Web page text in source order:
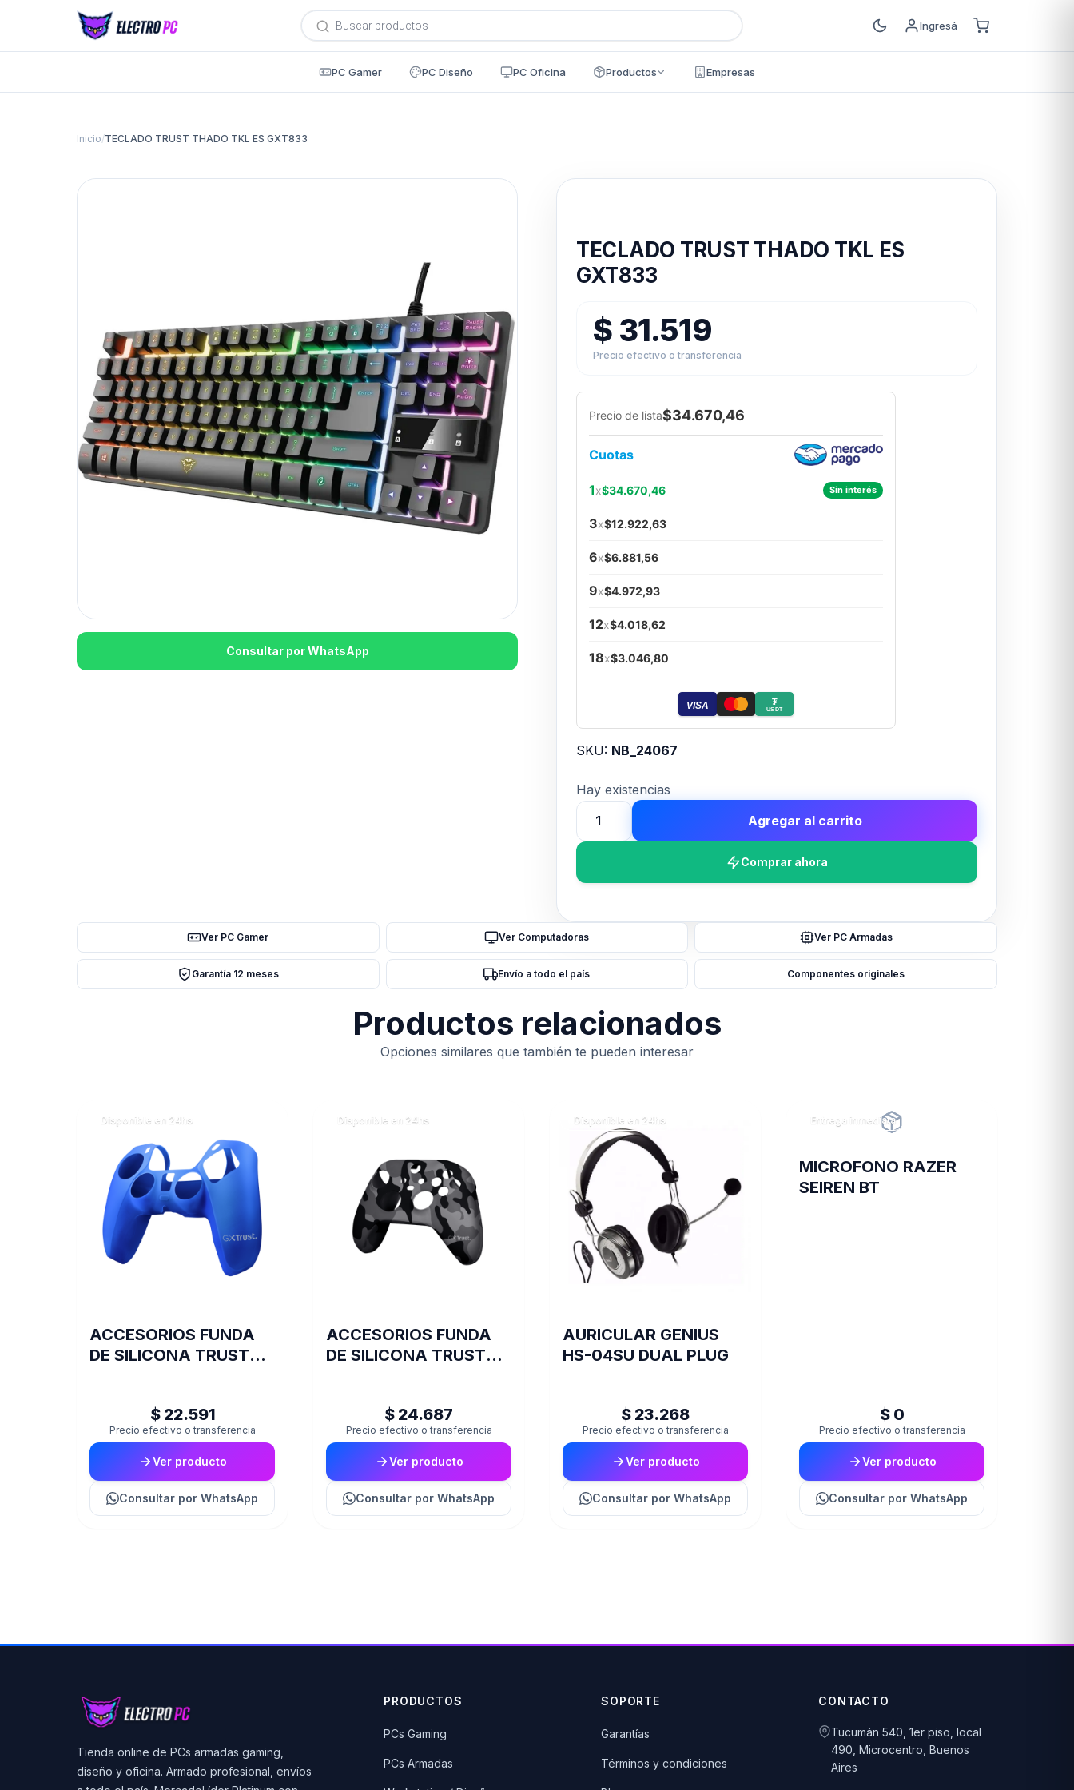
Búsqueda
de
productos
Ingresá
PC Gamer PC Diseño PC Oficina Productos Empresas
Inicio/TECLADO TRUST THADO TKL ES GXT833
Consultar por WhatsApp
TECLADO TRUST THADO TKL ES
GXT833
$ 31.519
Precio efectivo o transferencia
Precio de lista$34.670,46
Cuotas
1x$34.670,46 Sin interés
3x$12.922,63
6x$6.881,56
9x$4.972,93
12x$4.018,62
18x$3.046,80
VISA ₮
USDT
SKU: NB_24067
Hay existencias
TECLADO
TRUST
cantidad
Agregar al carrito
Comprar ahora
Ver PC Gamer Ver Computadoras Ver PC Armadas
Garantía 12 meses Envío a todo el país Componentes originales
Productos relacionados
Opciones similares que también te pueden interesar
Disponible en 24hs
ACCESORIOS FUNDA
DE SILICONA TRUST
$ 22.591
Precio efectivo o transferencia
Ver producto
Consultar por WhatsApp
Disponible en 24hs
ACCESORIOS FUNDA
DE SILICONA TRUST
$ 24.687
Precio efectivo o transferencia
Ver producto
Consultar por WhatsApp
Disponible en 24hs
AURICULAR GENIUS
HS-04SU DUAL PLUG
$ 23.268
Precio efectivo o transferencia
Ver producto
Consultar por WhatsApp
Entrega inmediata
MICROFONO RAZER
SEIREN BT
$ 0
Precio efectivo o transferencia
Ver producto
Consultar por WhatsApp
Tienda online de PCs armadas gaming,
diseño y oficina. Armado profesional, envíos
PRODUCTOS
PCs Gaming
PCs Armadas
SOPORTE
Garantías
Términos y condiciones
CONTACTO
Tucumán 540, 1er piso, local
490, Microcentro, Buenos
Aires